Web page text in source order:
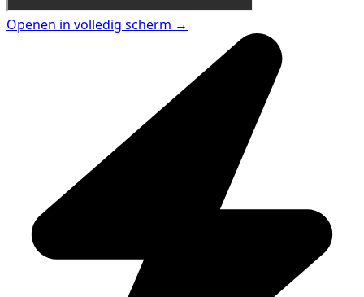
Openen in volledig scherm →